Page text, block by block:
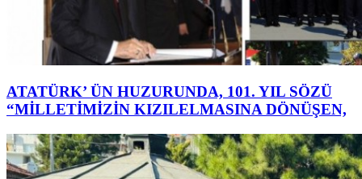
ATATÜRK’ ÜN HUZURUNDA, 101. YIL SÖZÜ
“MİLLETİMİZİN KIZILELMASINA DÖNÜŞEN,